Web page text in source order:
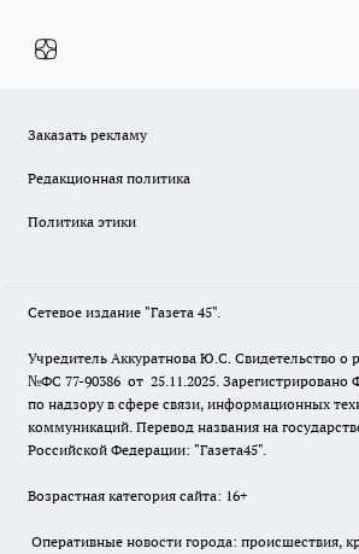
Заказать рекламу
Редакционная политика
Политика этики
Сетевое издание "Газета 45".
Учредитель Аккуратнова Ю.С. Свидетельство
№ФС 77-90386 от 25.11.2025. Зарегистрировано
по надзору в сфере связи, информационных
коммуникаций. Перевод названия на
Российской Федерации: "Газета45".
Возрастная категория сайта: 16+
Оперативные новости города: происшествия,